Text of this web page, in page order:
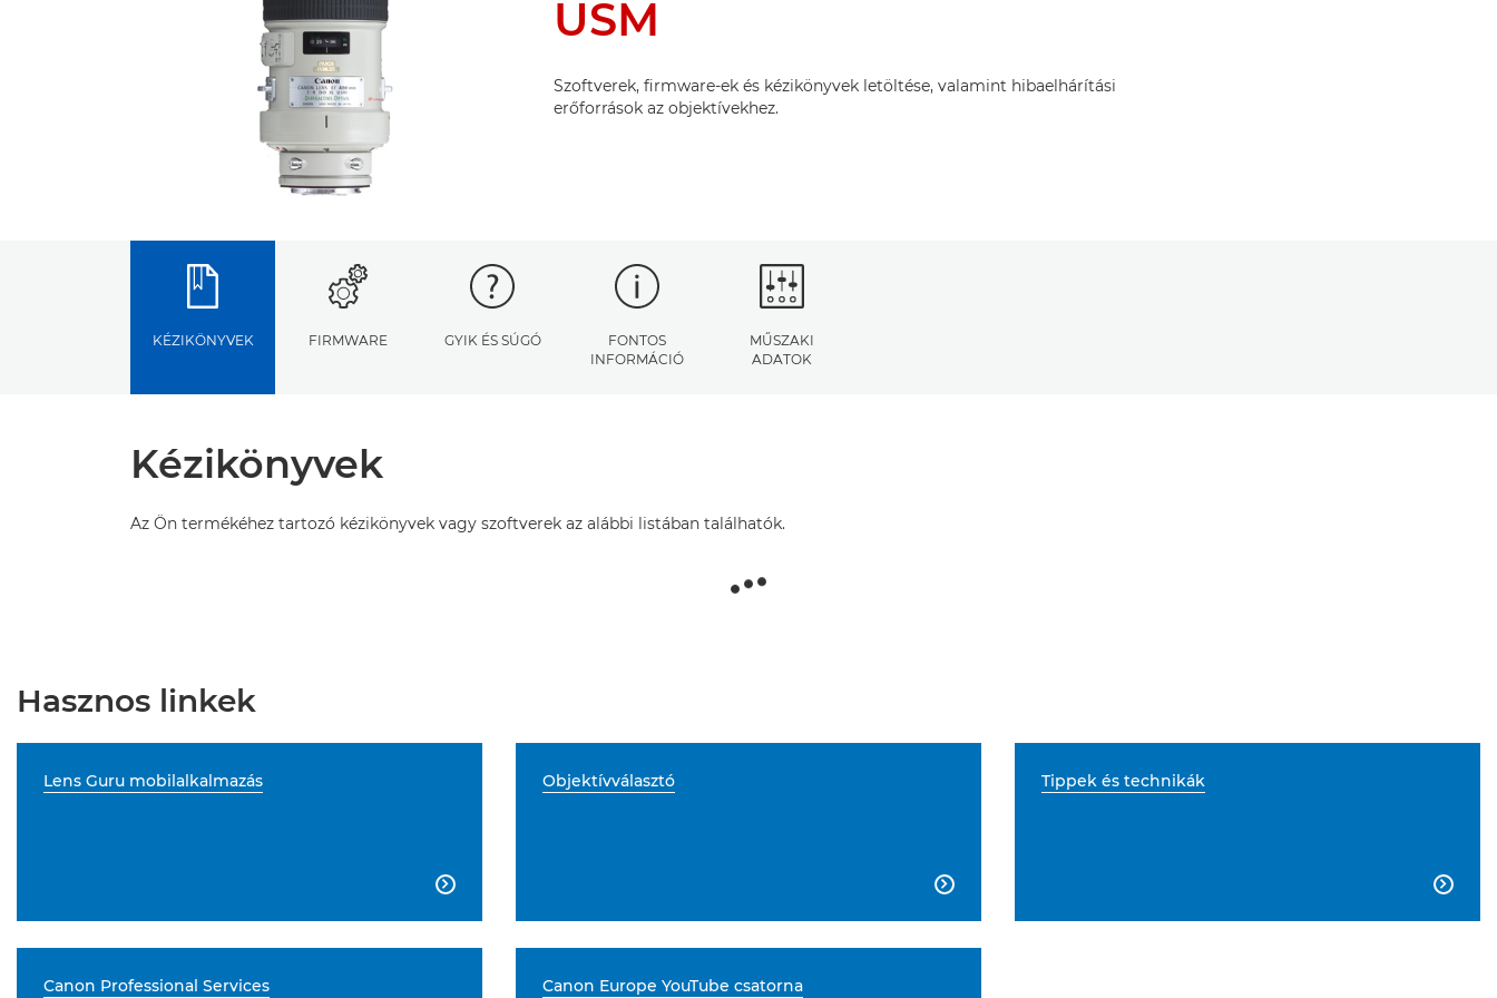
USM
Szoftverek, firmware-ek és kézikönyvek letöltése, valamint hibaelhárítási
erőforrások az objektívekhez.
KÉZIKÖNYVEK FIRMWARE GYIK ÉS SÚGÓ
FONTOS
INFORMÁCIÓ
MŰSZAKI
ADATOK
Kézikönyvek
Az Ön termékéhez tartozó kézikönyvek vagy szoftverek az alábbi listában találhatók.
Hasznos linkek
Lens Guru mobilalkalmazás

Objektívválasztó

Tippek és technikák

Canon Professional Services Canon Europe YouTube csatorna